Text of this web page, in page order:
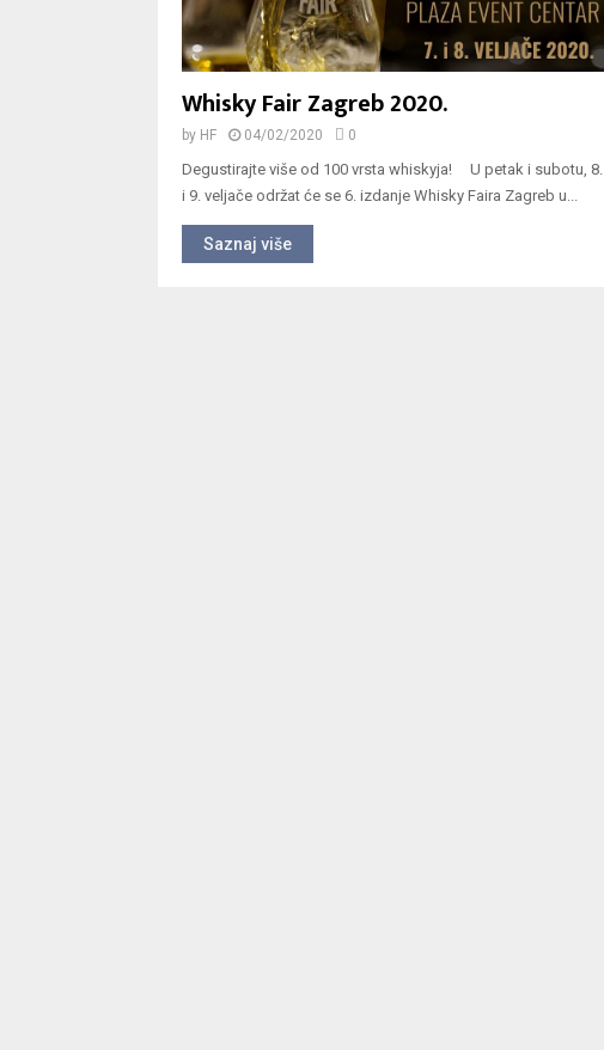
Whisky Fair Zagreb 2020.
by HF 04/02/2020 0
Degustirajte više od 100 vrsta whiskyja! U petak i subotu, 8.
i 9. veljače održat će se 6. izdanje Whisky Faira Zagreb u...
Saznaj više